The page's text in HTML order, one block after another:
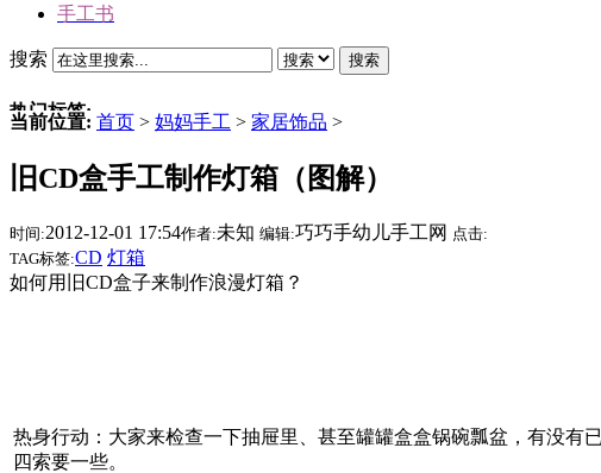
手工书
搜索 搜索
热门标签:
三角插折纸
雪人
动物手工
圣诞节手工
驯鹿
挂饰
铃铛
当前位置: 首页 > 妈妈手工 > 家居饰品 >
旧CD盒手工制作灯箱（图解）
时间:2012-12-01 17:54作者:未知 编辑:巧巧手幼儿手工网 点击:
TAG标签:CD 灯箱
如何用旧CD盒子来制作浪漫灯箱？
热身行动：大家来检查一下抽屉里、甚至罐罐盒盒锅碗瓢盆，有没
四索要一些。